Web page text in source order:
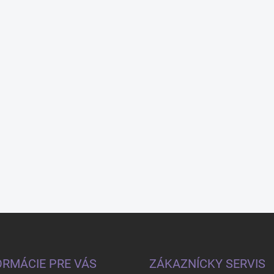
PRE VÁS ZÁKAZNÍCKY SERVIS